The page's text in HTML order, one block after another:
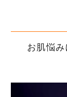
お肌悩